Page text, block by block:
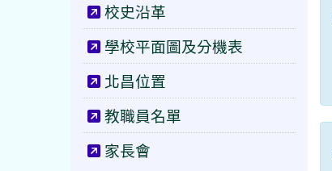
校史沿革
學校平面圖及分機表
北昌位置
教職員名單
家長會